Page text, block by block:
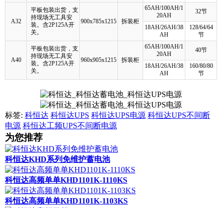
A32
平板包装出货，支
持现场无工具安
装。含2P125A开
关。
900x785x1215 拆装柜
65AH/100AH/1
20AH
32节
18AH/26AH/38
AH
128/64/64
节
A40
平板包装出货，支
持现场无工具安
装。含2P125A开
关。
960x905x1215 拆装柜
65AH/100AH/1
20AH
40节
18AH/26AH/38
AH
160/80/80
节
标签: 科恒达 科恒达UPS 科恒达UPS电源 科恒达UPS不间断
电源 科恒达工频UPS不间断电源
为您推荐
科恒达KHD系列免维护蓄电池
科恒达高频单单KHD1101K-1110KS
科恒达高频单单KHD1101K-1103KS